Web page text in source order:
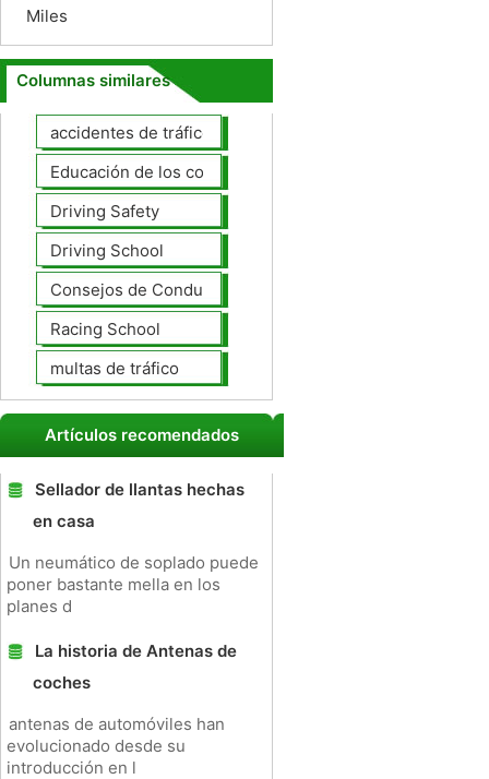
Miles
Columnas similares
accidentes de tráfico
Educación de los conductores
Driving Safety
Driving School
Consejos de Conducción
Racing School
multas de tráfico
Artículos recomendados
Sellador de llantas hechas
en casa
Un neumático de soplado puede
poner bastante mella en los
planes d
La historia de Antenas de
coches
antenas de automóviles han
evolucionado desde su
introducción en l